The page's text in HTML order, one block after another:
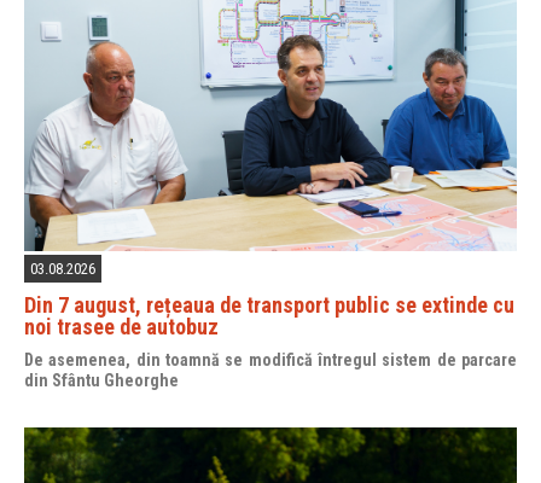
03.08.2026
Din 7 august, rețeaua de transport public se extinde cu
noi trasee de autobuz
De asemenea, din toamnă se modifică întregul sistem de parcare
din Sfântu Gheorghe